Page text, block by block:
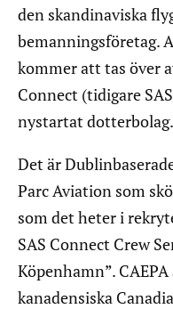
den skandinaviska
bemanningsföretag.
kommer att tas över
Connect (tidigare
nystartat dotterbolag.
Det är
Parc Aviation som
som det heter i
SAS Connect Crew
Köpenhamn”.
kanadensiska